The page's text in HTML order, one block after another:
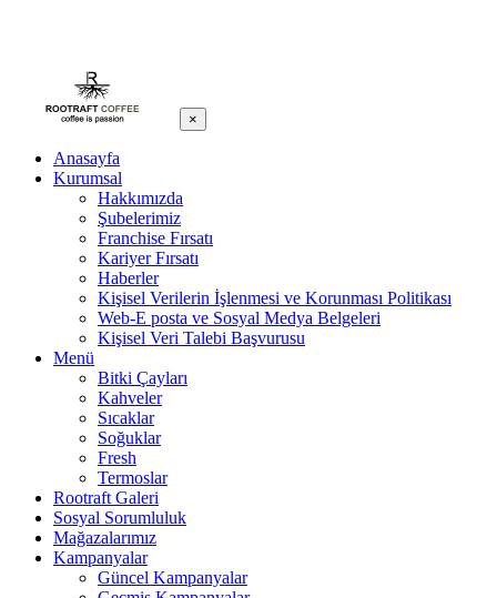
×
Anasayfa
Kurumsal
Hakkımızda
Şubelerimiz
Franchise Fırsatı
Kariyer Fırsatı
Haberler
Kişisel Verilerin İşlenmesi ve Korunması Politikası
Web-E posta ve Sosyal Medya Belgeleri
Kişisel Veri Talebi Başvurusu
Menü
Bitki Çayları
Kahveler
Sıcaklar
Soğuklar
Fresh
Termoslar
Rootraft Galeri
Sosyal Sorumluluk
Mağazalarımız
Kampanyalar
Güncel Kampanyalar